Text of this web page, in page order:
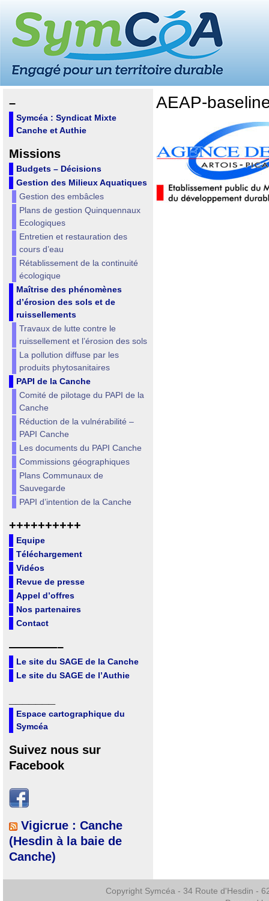
–
Symcéa : Syndicat Mixte
Canche et Authie
Missions
Budgets – Décisions
Gestion des Milieux Aquatiques
Gestion des embâcles
Plans de gestion Quinquennaux
Ecologiques
Entretien et restauration des
cours d’eau
Rétablissement de la continuité
écologique
Maîtrise des phénomènes
d’érosion des sols et de
ruissellements
Travaux de lutte contre le
ruissellement et l’érosion des sols
La pollution diffuse par les
produits phytosanitaires
PAPI de la Canche
Comité de pilotage du PAPI de la
Canche
Réduction de la vulnérabilité –
PAPI Canche
Les documents du PAPI Canche
Commissions géographiques
Plans Communaux de
Sauvegarde
PAPI d’intention de la Canche
++++++++++
Equipe
Téléchargement
Vidéos
Revue de presse
Appel d’offres
Nos partenaires
Contact
————–
Le site du SAGE de la Canche
Le site du SAGE de l’Authie
Espace cartographique du
Symcéa
Suivez nous sur
Facebook
Vigicrue : Canche
(Hesdin à la baie de
Canche)
AEAP-
Copyright Symcéa - 34 Route d'Hesdin -